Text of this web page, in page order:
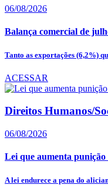
06/08/2026
Balança comercial de
Tanto as exportações (6,2%)
ACESSAR
Direitos Humanos/
06/08/2026
Lei que aumenta punição
A lei endurece a pena do